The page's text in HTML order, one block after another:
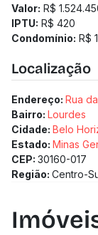
Valor: R$
IPTU: R$ 420
Condomínio: R$
Localização
Endereço: Rua
Bairro: Lourdes
Cidade: Belo
Estado: Minas
CEP: 30160-017
Região: Centro-